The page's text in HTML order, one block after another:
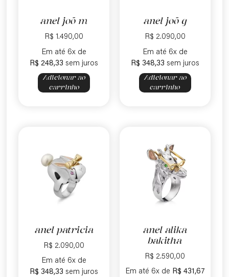
anel joō m
R$ 1.490,00
Em até 6x de
R$ 248,33 sem juros
Adicionar ao
carrinho
anel joō g
R$ 2.090,00
Em até 6x de
R$ 348,33 sem juros
Adicionar ao
carrinho
anel patricia
R$ 2.090,00
Em até 6x de
R$ 348,33 sem juros
anel alika
bakitha
R$ 2.590,00
Em até 6x de R$ 431,67